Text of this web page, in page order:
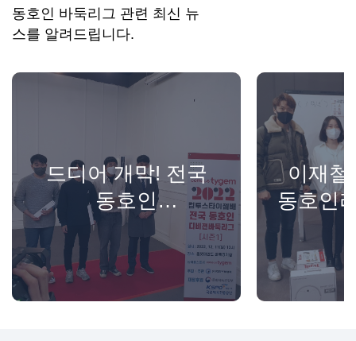
동호인 바둑리그 관련 최신 뉴
스를 알려드립니다.
드디어 개막! 전국
동호인
디비전바둑리그
성황리에 열려!
이재
동호인